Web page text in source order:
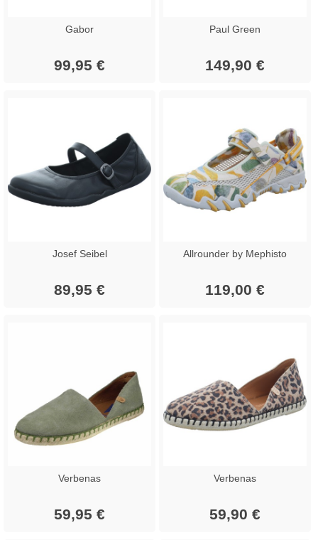
Gabor
99,95 €
Paul Green
149,90 €
Josef Seibel
89,95 €
Allrounder by Mephisto
119,00 €
Verbenas
59,95 €
Verbenas
59,90 €